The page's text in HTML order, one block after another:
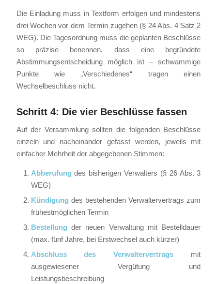
Die Einladung muss in Textform erfolgen und mindestens
drei Wochen vor dem Termin zugehen (§ 24 Abs. 4 Satz 2
WEG). Die Tagesordnung muss die geplanten Beschlüsse
so präzise benennen, dass eine begründete
Abstimmungsentscheidung möglich ist – schwammige
Punkte wie „Verschiedenes“ tragen einen
Wechselbeschluss nicht.
Schritt 4: Die vier Beschlüsse fassen
Auf der Versammlung sollten die folgenden Beschlüsse
einzeln und nacheinander gefasst werden, jeweils mit
einfacher Mehrheit der abgegebenen Stimmen:
Abberufung des bisherigen Verwalters (§ 26 Abs. 3
WEG)
Kündigung des bestehenden Verwaltervertrags zum
frühestmöglichen Termin
Bestellung der neuen Verwaltung mit Bestelldauer
(max. fünf Jahre, bei Erstwechsel auch kürzer)
Abschluss des Verwaltervertrags mit
ausgewiesener Vergütung und
Leistungsbeschreibung